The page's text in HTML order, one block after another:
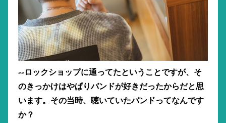
--ロックショップに通ってたということですが、そ
のきっかけはやぱりバンドが好きだったからだと思
います。その当時、聴いていたバンドってなんです
か？